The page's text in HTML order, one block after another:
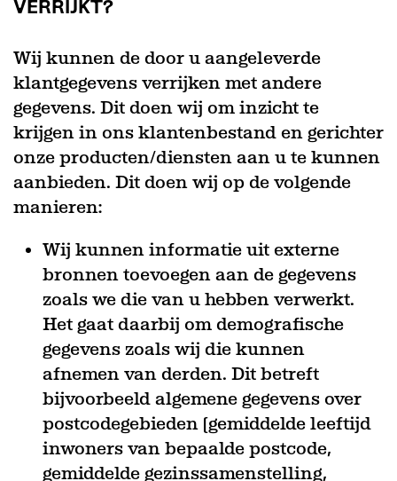
VERRIJKT?
Wij kunnen de door u aangeleverde
klantgegevens verrijken met andere
gegevens. Dit doen wij om inzicht te
krijgen in ons klantenbestand en gerichter
onze producten/diensten aan u te kunnen
aanbieden. Dit doen wij op de volgende
manieren:
Wij kunnen informatie uit externe
bronnen toevoegen aan de gegevens
zoals we die van u hebben verwerkt.
Het gaat daarbij om demografische
gegevens zoals wij die kunnen
afnemen van derden. Dit betreft
bijvoorbeeld algemene gegevens over
postcodegebieden (gemiddelde leeftijd
inwoners van bepaalde postcode,
gemiddelde gezinssamenstelling,